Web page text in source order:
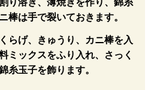
り溶き、薄焼きを作り、錦糸
棒は手で裂いておきます。
らげ、きゅうり、カニ棒を入
ミックスをふり入れ、さっく
糸玉子を飾ります。